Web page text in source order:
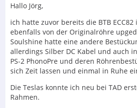
Hallo Jörg,
ich hatte zuvor bereits die BTB
ebenfalls von der Originalröhre
Soulshine hatte eine andere
allerdings Silber DC Kabel und auch
PS-2 PhonoPre und deren
sich Zeit lassen und einmal in Ruhe
Die Teslas konnte ich neu bei TAD
Rahmen.